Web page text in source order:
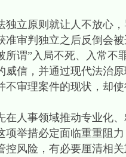
独立原则就让人不放心
准审判独立之后反倒会
所谓”入局不死、入常
威信，并通过现代法治
不审理案件的现状，却
在人事领域推动专业化
项举措必定面临重重阻
控风险，有必要厘清相